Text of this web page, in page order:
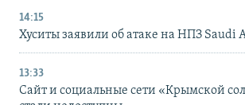
14:15
Хуситы заявили об атаке на НПЗ Saudi
13:33
Сайт и социальные сети «Крымской